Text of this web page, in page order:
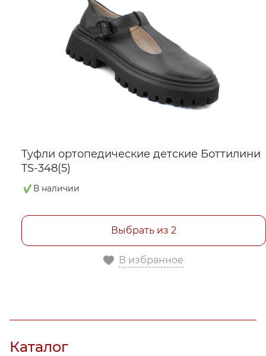
Туфли ортопедические детские Боттилини
TS-348(5)
В наличии
Выбрать из 2
В избранное
Каталог